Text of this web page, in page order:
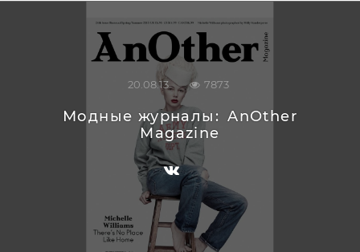
20.08.13 7873
Модные журналы:AnOther
Magazine